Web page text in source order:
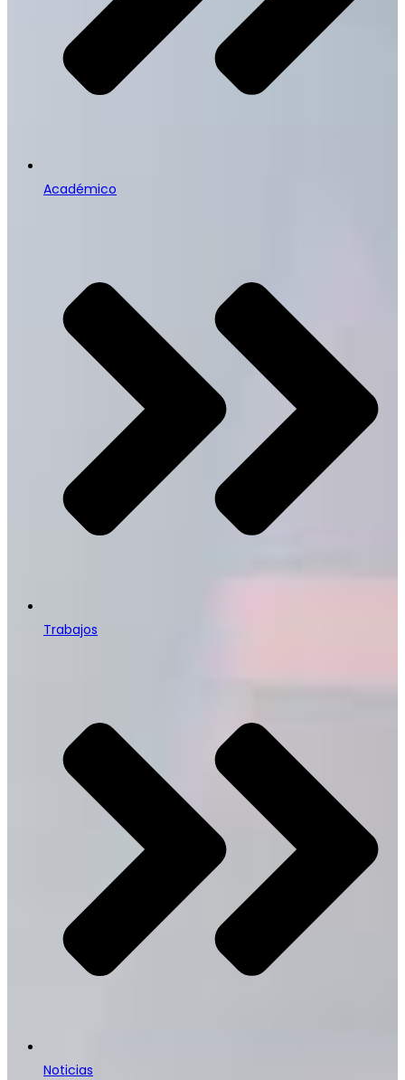
Académico
Trabajos
Noticias